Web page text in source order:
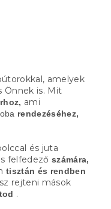
amelyek
Önnek is. Mit
ami
rendezéséhez,
és juta
felfedező számára,
tisztán és rendben
rejteni mások
.